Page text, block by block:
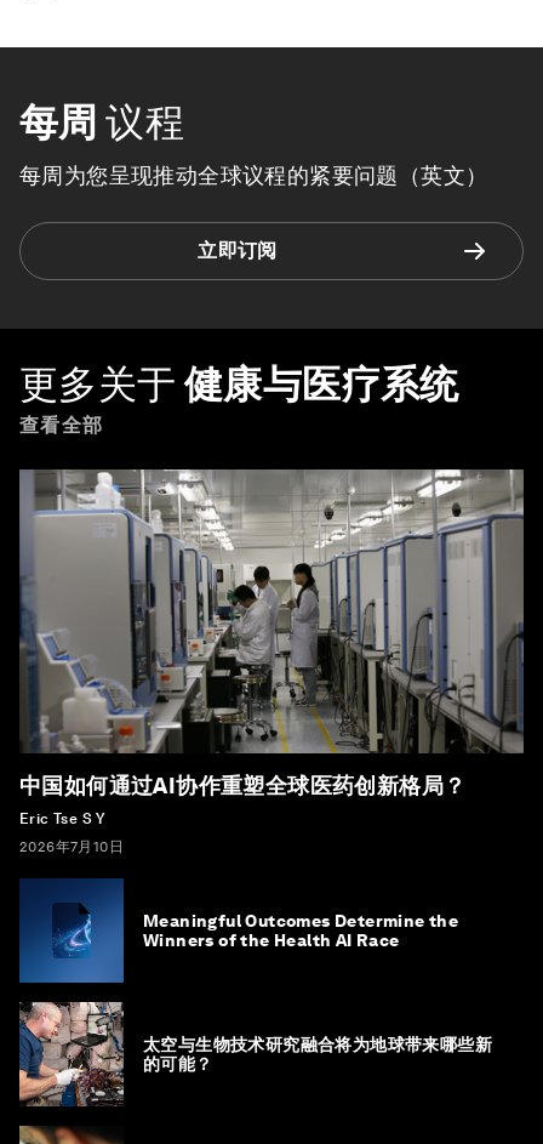
每周 议程
每周为您呈现推动全球议程的紧要问题（英文）
立即订阅
更多关于 健康与医疗系统
查看全部
中国如何通过AI协作重塑全球医药创新格局？
Eric Tse S Y
2026年7月10日
Meaningful Outcomes Determine the
Winners of the Health AI Race
太空与生物技术研究融合将为地球带来哪些新
的可能？